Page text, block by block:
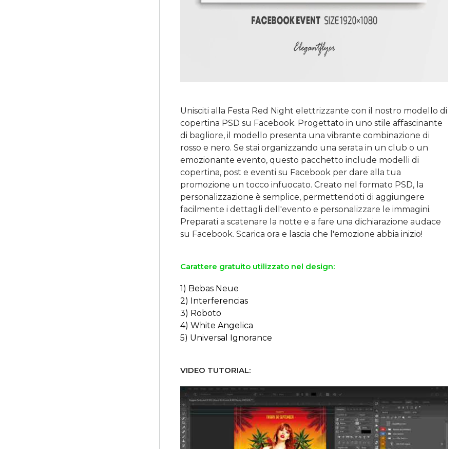
Unisciti alla Festa Red Night elettrizzante con il nostro modello di
copertina PSD su Facebook. Progettato in uno stile affascinante
di bagliore, il modello presenta una vibrante combinazione di
rosso e nero. Se stai organizzando una serata in un club o un
emozionante evento, questo pacchetto include modelli di
copertina, post e eventi su Facebook per dare alla tua
promozione un tocco infuocato. Creato nel formato PSD, la
personalizzazione è semplice, permettendoti di aggiungere
facilmente i dettagli dell'evento e personalizzare le immagini.
Preparati a scatenare la notte e a fare una dichiarazione audace
Carattere gratuito utilizzato nel design:
1) Bebas Neue
2) Interferencias
3) Roboto
4) White Angelica
5) Universal Ignorance
VIDEO TUTORIAL: